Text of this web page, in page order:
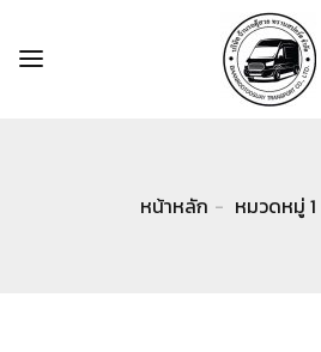
หน้าหลัก หมวดหมู่ 1